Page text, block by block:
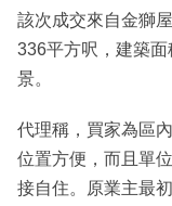
該次成交來自金獅
336平方呎，建築
景。
代理稱，買家為區
位置方便，而且單
接自住。原業主最